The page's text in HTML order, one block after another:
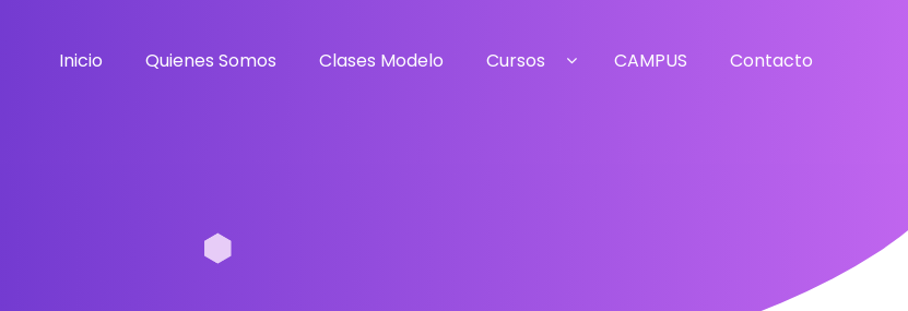
Inicio Quienes Somos Clases Modelo Cursos CAMPUS Contacto